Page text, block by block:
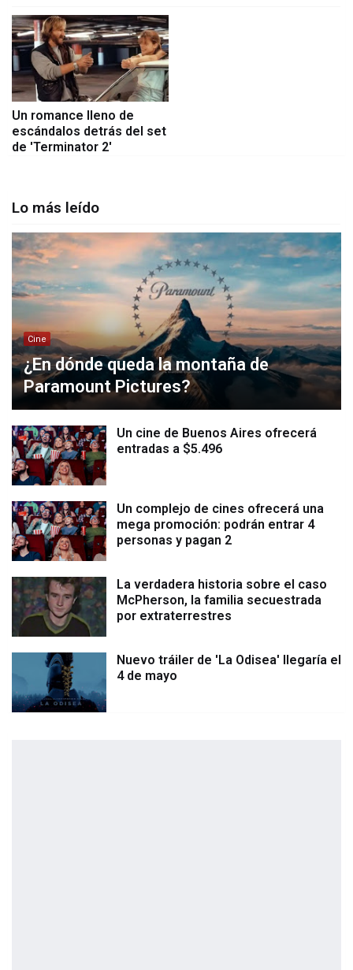
Un romance lleno de
escándalos detrás del set
de 'Terminator 2'
Lo más leído
Cine
¿En dónde queda la montaña de
Paramount Pictures?
Un cine de Buenos Aires ofrecerá
entradas a $5.496
Un complejo de cines ofrecerá una
mega promoción: podrán entrar 4
personas y pagan 2
La verdadera historia sobre el caso
McPherson, la familia secuestrada
por extraterrestres
Nuevo tráiler de 'La Odisea' llegaría el
4 de mayo